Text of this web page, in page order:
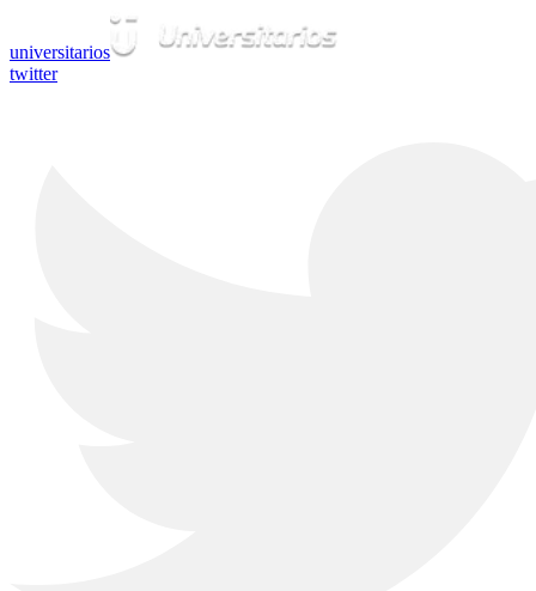
universitarios
twitter